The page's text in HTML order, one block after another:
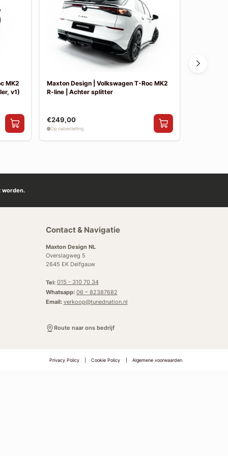
MK2
v1)
Maxton Design | Volkswagen T-Roc MK2
R-line | Achter splitter
€249,00
Op nabestelling
worden.
Contact & Navigatie
Maxton Design NL
Overslagweg 5
2645 EK Delfgauw
Tel: 015 - 310 70 34
Whatsapp: 06 – 82387682
Email: verkoop@tunednation.nl
Route naar ons bedrijf
Privacy Policy Cookie Policy Algemene voorwaarden